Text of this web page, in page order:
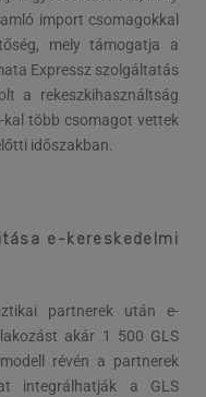
import csomagokkal
mely támogatja a
Expressz szolgáltatás
a rekeszkihasználtság
kal több csomagot vettek
időszakban.
e-kereskedelmi
partnerek után e-
akár 1 500 GLS
révén a partnerek
integrálhatják a GLS